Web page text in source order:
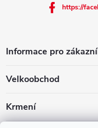
Informace pro
Velkoobchod
Krmení
https://